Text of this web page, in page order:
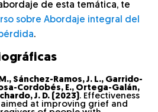
de esta temática, te
sobre Abordaje integral del
.
Sánchez-Ramos, J. L., Garrido-
Cordobés, E., Ortega-Galán,
J. D. (2023). Effectiveness
at improving grief and